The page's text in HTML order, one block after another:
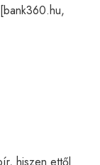
bank360.hu,
hiszen ettől